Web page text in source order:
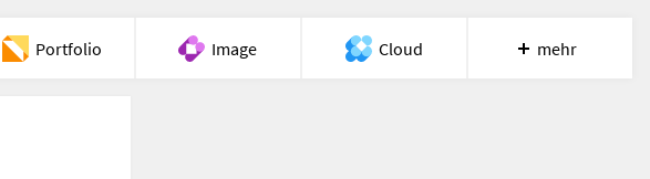
Portfolio Image Cloud mehr